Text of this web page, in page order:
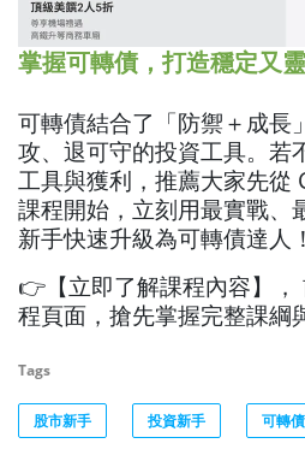
掌握可轉債，打造穩定又
可轉債結合了「防禦＋成長
攻、退可守的投資工具。若
工具與獲利，推薦大家先從
課程開始，立刻用最實戰、
新手快速升級為可轉債達人！
👉【立即了解課程內容】
程頁面，搶先掌握完整課綱
Tags
股市新手 投資新手 可轉債